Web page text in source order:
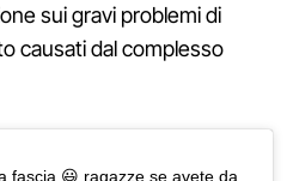
sui gravi problemi di
causati dal complesso
fascia 😃 ragazze se avete da